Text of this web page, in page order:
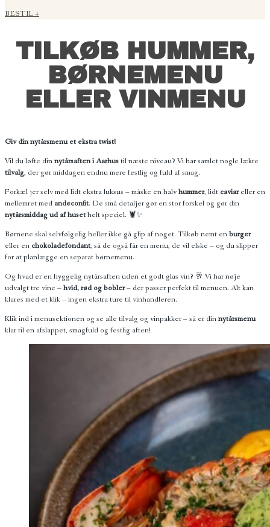
BESTIL +
TILKØB HUMMER,
BØRNEMENU
ELLER VINMENU
Giv din nytårsmenu et ekstra twist!
Vil du løfte dinnytårsaften i Aarhustil næste niveau? Vi har samlet nogle lækre
tilvalg, der gør middagen endnu mere festlig og fuld af smag.
Forkæl jer selv med lidt ekstra luksus – måske en halvhummer, lidt caviareller en
mellemret med andeconfit. De små detaljer gør en stor forskel og gør din
nytårsmiddag ud af husethelt speciel. 🦞✨
Børnene skal selvfølgelig heller ikke gå glip af noget. Tilkøb nemt enburger
eller en chokoladefondant, så de også får en menu, de vil elske – og du slipper
for at planlægge en separat børnemenu.
Og hvad er en hyggelig nytårsaften uden et godt glas vin? 🥂 Vi har nøje
udvalgt tre vine –hvid, rød og bobler– der passer perfekt til menuen. Alt kan
klares med et klik – ingen ekstra ture til vinhandleren.
Klik ind i menusektionen og se alle tilvalg og vinpakker – så er dinnytårsmenu
klar til en afslappet, smagfuld og festlig aften!